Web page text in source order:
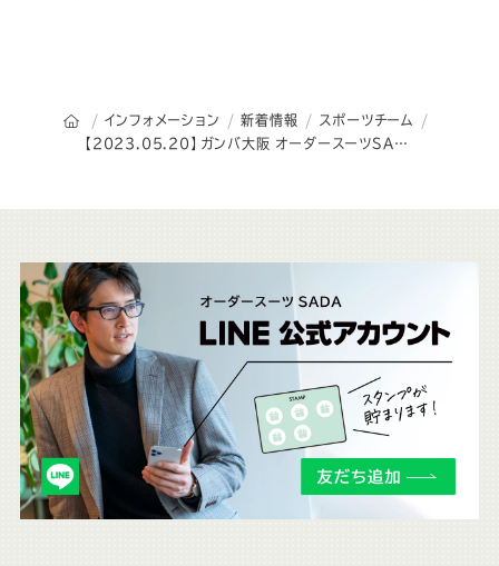
オーダースーツSADAのトップページ
インフォメーション 新着情報
スポーツチーム
【2023.05.20】ガンバ大阪 オーダースーツSADAパートナーデーを開催致します！
こ
ち
ら
も
チ
ェ